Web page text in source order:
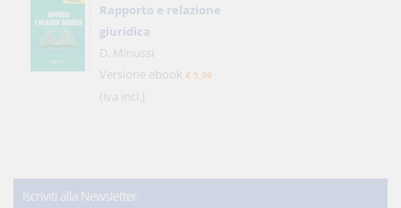
Rapporto e relazione
giuridica
D. Minussi
Versione ebook € 5,99
(iva incl.)
Iscriviti alla Newsletter